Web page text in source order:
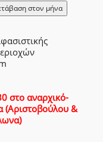
στον μήνα
στο αναρχικό-
(Αριστοβούλου &